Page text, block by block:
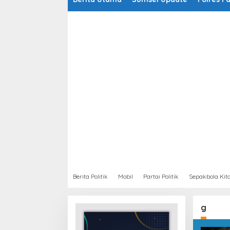
Berita Politik Mobil Partai Politik Sepakbola
g